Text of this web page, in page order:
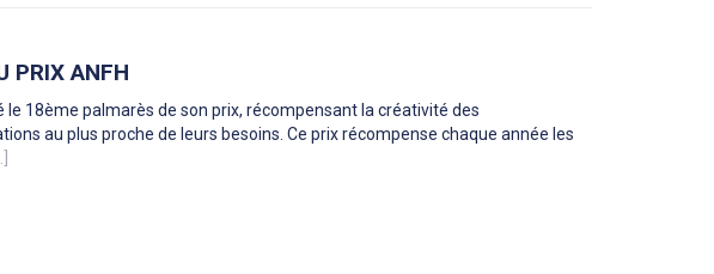
PRIX ANFH
le 18ème palmarès de son prix, récompensant la créativité des
au plus proche de leurs besoins. Ce prix récompense chaque année les